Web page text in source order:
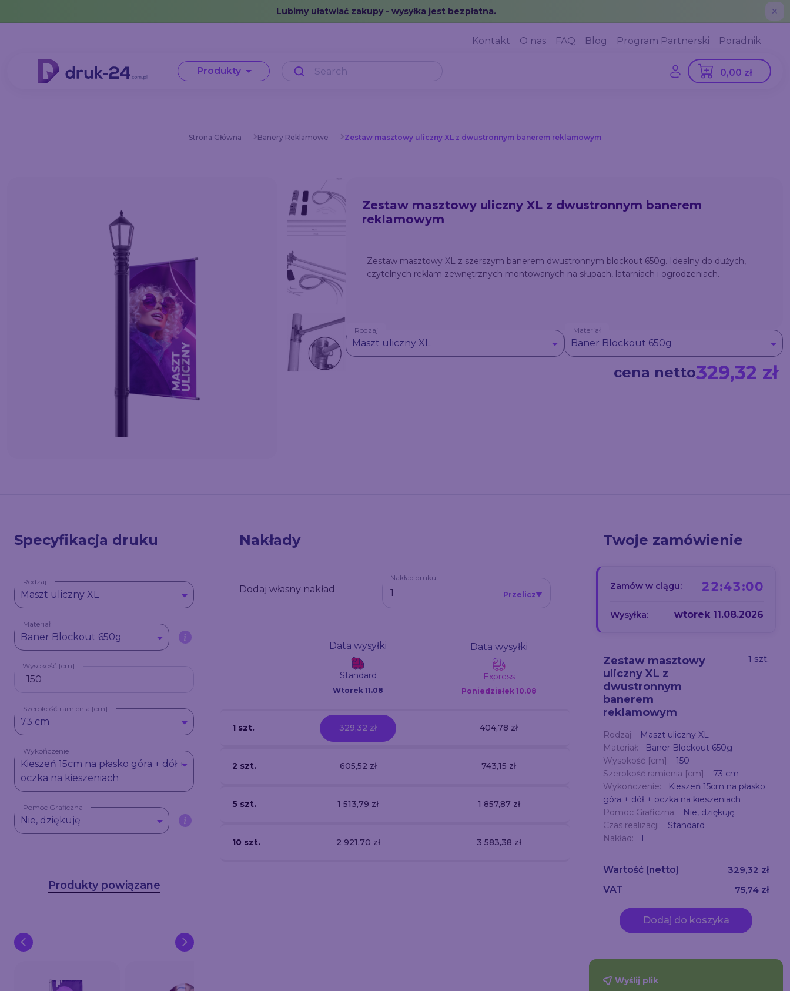
Lubimy ułatwiać zakupy - wysyłka jest bezpłatna. ✕
Kontakt O nas FAQ Blog Program Partnerski Poradnik
Produkty 0,00 zł
Strona Główna Banery Reklamowe Zestaw masztowy uliczny XL z dwustronnym banerem reklamowym
Zestaw masztowy uliczny XL z dwustronnym banerem
reklamowym
Zestaw masztowy XL z szerszym banerem dwustronnym blockout 650g. Idealny do dużych,
czytelnych reklam zewnętrznych montowanych na słupach, latarniach i ogrodzeniach.
Rodzaj
Maszt uliczny XL
Materiał
Baner Blockout 650g
cena netto329,32 zł
Specyfikacja druku
Rodzaj
Maszt uliczny XL
Materiał
Baner Blockout 650g
Wysokość [cm]
Szerokość ramienia [cm]
73 cm
Wykończenie
Kieszeń 15cm na płasko góra + dół +
oczka na kieszeniach
Pomoc Graficzna
Nie, dziękuję
Produkty powiązane
Nakłady
Dodaj własny nakład
Nakład druku
Przelicz
Data wysyłki
Standard
Wtorek 11.08
Data wysyłki
Express
Poniedziałek 10.08
1 szt. 329,32 zł 404,78 zł
2 szt. 605,52 zł 743,15 zł
5 szt. 1 513,79 zł 1 857,87 zł
10 szt. 2 921,70 zł 3 583,38 zł
Twoje zamówienie
Zamów w ciągu: 22:42:59
Wysyłka: wtorek 11.08.2026
Zestaw masztowy
uliczny XL z
dwustronnym
banerem
reklamowym
1 szt.
Rodzaj:
Maszt uliczny XL
Materiał:
Baner Blockout 650g
Wysokość [cm]:
150
Szerokość ramienia [cm]:
73 cm
Wykończenie:
Kieszeń 15cm na płasko
góra + dół + oczka na kieszeniach
Pomoc Graficzna:
Nie, dziękuję
Czas realizacji:
Standard
Nakład:
1
Wartość (netto)
329,32 zł
VAT
75,74 zł
Dodaj do koszyka
Wyślij plik